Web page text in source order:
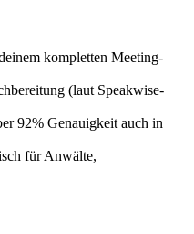
kompletten Meeting-
(laut Speakwise-
92% Genauigkeit auch in
für Anwälte,